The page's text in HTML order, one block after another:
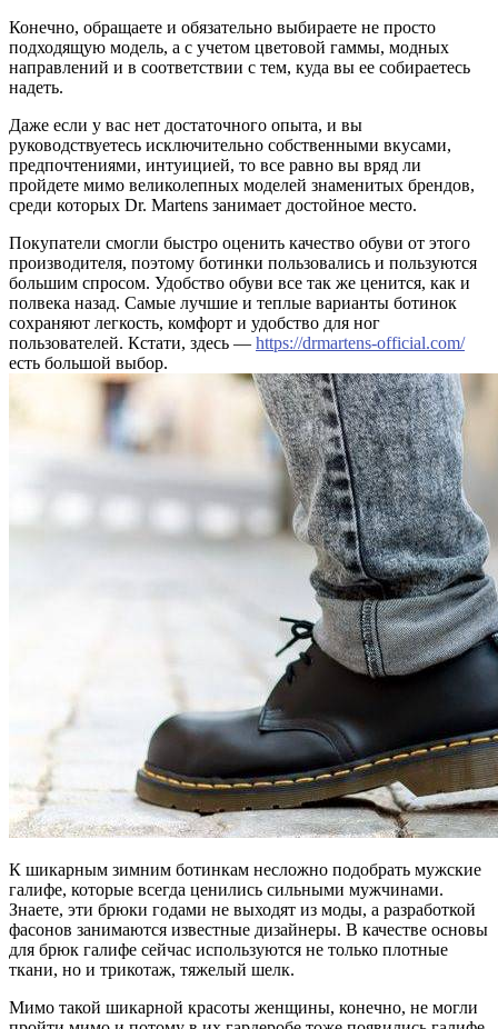
Конечно, обращаете и обязательно выбираете не просто
подходящую модель, а с учетом цветовой гаммы, модных
направлений и в соответствии с тем, куда вы ее собираетесь
надеть.
Даже если у вас нет достаточного опыта, и вы
руководствуетесь исключительно собственными вкусами,
предпочтениями, интуицией, то все равно вы вряд ли
пройдете мимо великолепных моделей знаменитых брендов,
среди которых Dr. Martens занимает достойное место.
Покупатели смогли быстро оценить качество обуви от этого
производителя, поэтому ботинки пользовались и пользуются
большим спросом. Удобство обуви все так же ценится, как и
полвека назад. Самые лучшие и теплые варианты ботинок
сохраняют легкость, комфорт и удобство для ног
пользователей. Кстати, здесь — https://drmartens-official.com/
есть большой выбор.
К шикарным зимним ботинкам несложно подобрать мужские
галифе, которые всегда ценились сильными мужчинами.
Знаете, эти брюки годами не выходят из моды, а разработкой
фасонов занимаются известные дизайнеры. В качестве основы
для брюк галифе сейчас используются не только плотные
ткани, но и трикотаж, тяжелый шелк.
Мимо такой шикарной красоты женщины, конечно, не могли